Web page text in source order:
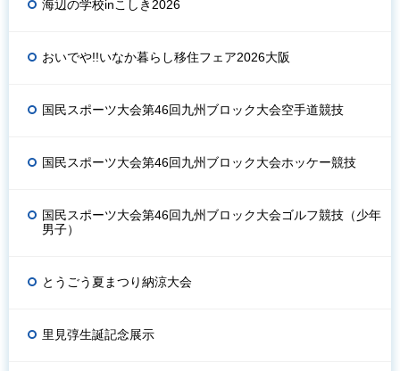
海辺の学校inこしき2026
おいでや!!いなか暮らし移住フェア2026大阪
国民スポーツ大会第46回九州ブロック大会空手道競技
国民スポーツ大会第46回九州ブロック大会ホッケー競技
国民スポーツ大会第46回九州ブロック大会ゴルフ競技（少年
男子）
とうごう夏まつり納涼大会
里見弴生誕記念展示